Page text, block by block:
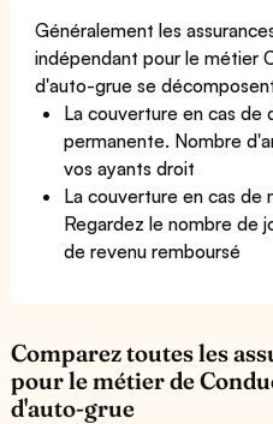
Généralement les
indépendant pour le métier
d'auto-grue se
La couverture en cas de
permanente. Nombre
vos ayants droit
La couverture en cas de
Regardez le nombre de
de revenu remboursé
Comparez toutes les
pour le métier de
d'auto-grue